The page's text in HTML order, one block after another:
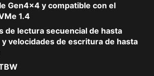
Gen4x4 y compatible con el
1.4
de lectura secuencial de hasta
velocidades de escritura de hasta